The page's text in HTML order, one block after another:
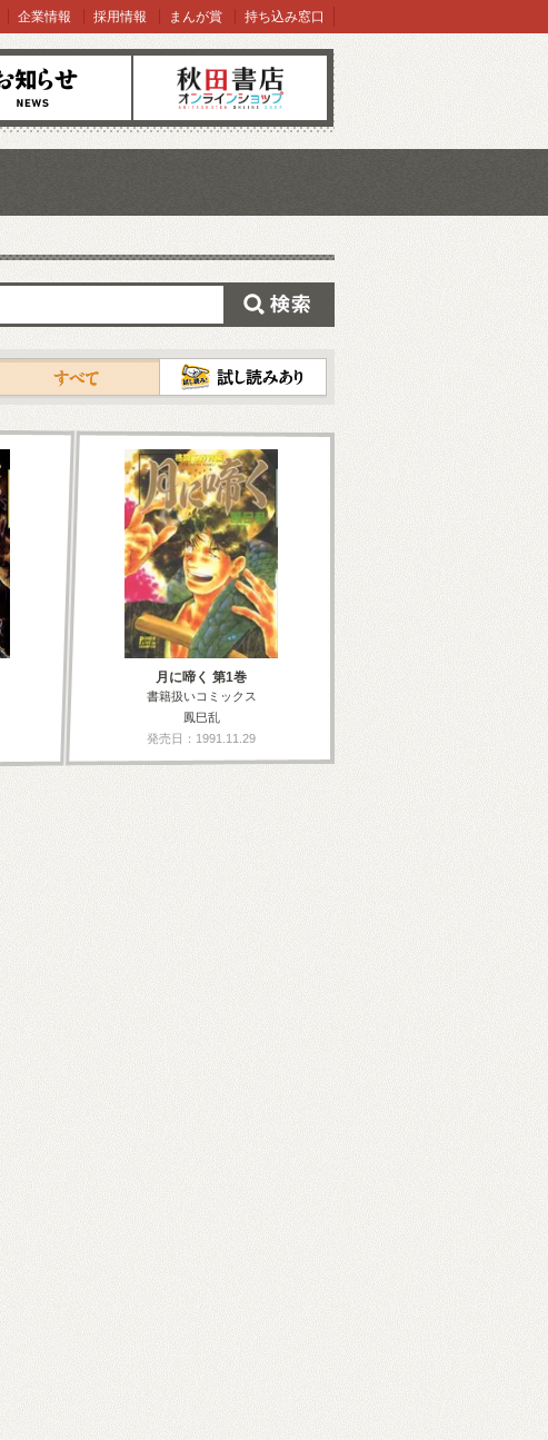
オンラインショップ
企業情報 採用情報 まんが賞 持ち込み窓口
すべて
月に啼く 第1巻
書籍扱いコミックス
鳳巳乱
発売日：1991.11.29